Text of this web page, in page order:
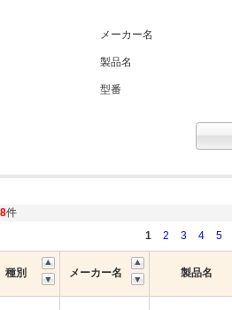
メーカー名
製品名
型番
件
1
2 3 4 5
種別 メーカー名 製品名